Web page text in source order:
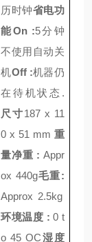
历时钟省电功
能On :5分钟
不使用自动关
机Off :机器仍
在待机状态 .
尺寸187 x 11
0 x 51 mm 重
量净重 : Appr
ox 440g毛重:
Approx 2.5kg
环境温度 : 0 t
o 45 OC湿度